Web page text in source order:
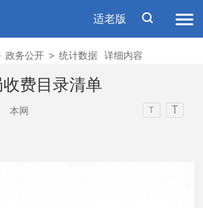
适老版
政务公开 > 统计数据 详细内容
费目录清单
本网 T T